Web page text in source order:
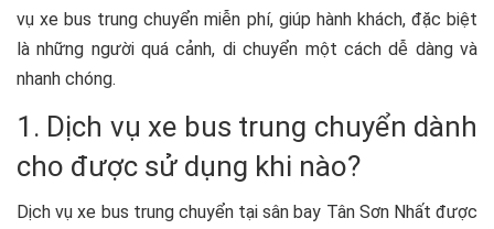
vụ xe bus trung chuyển miễn phí, giúp hành khách, đặc biệt
là những người quá cảnh, di chuyển một cách dễ dàng và
nhanh chóng.
1. Dịch vụ xe bus trung chuyển dành
cho được sử dụng khi nào?
Dịch vụ xe bus trung chuyển tại sân bay Tân Sơn Nhất được